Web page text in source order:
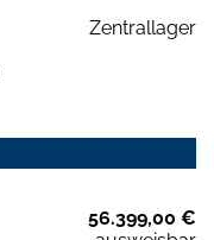
Zentrallager
56.399,00 €